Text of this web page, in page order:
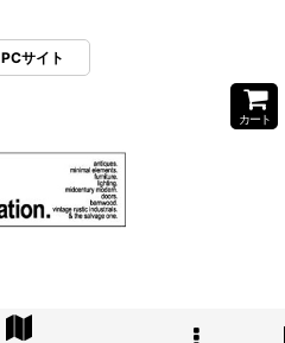
PCサイト
カート